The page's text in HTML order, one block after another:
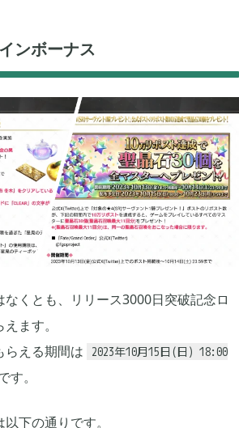
ンボーナス
くとも、リリース3000日突破記念ロ
ます。
らえる期間は
2023年10月15日(日) 18:00
す。
以下の通りです。
3
2
3